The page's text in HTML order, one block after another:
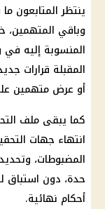
ينتظر المتابعون
وباقي المتهمين،
المنسوبة إليه في
المقبلة قرارات
أو عرض متهمين
كما يبقى ملف
انتهاء جهات
المضبوطات،
حدة، دون استباق
أحكام نهائية.